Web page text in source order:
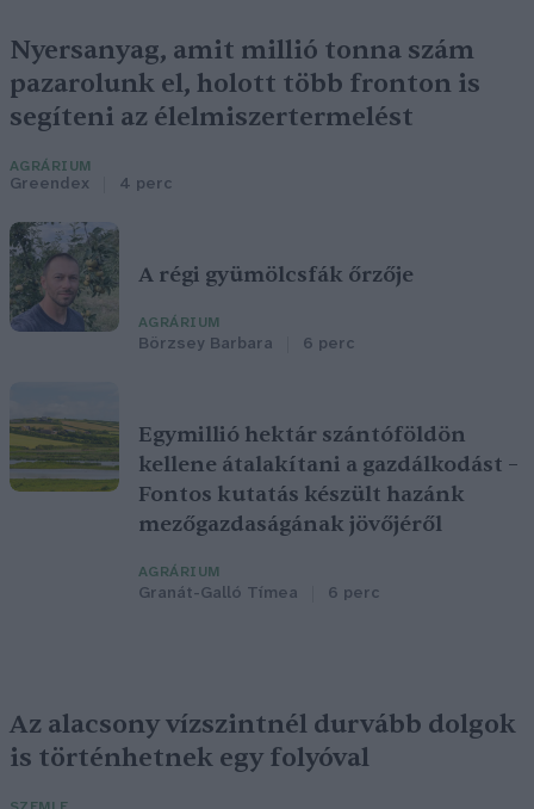
Nyersanyag, amit millió tonna szám
pazarolunk el, holott több fronton is
segíteni az élelmiszertermelést
AGRÁRIUM
Greendex 4 perc
A régi gyümölcsfák őrzője
AGRÁRIUM
Börzsey Barbara 6 perc
Egymillió hektár szántóföldön
kellene átalakítani a gazdálkodást –
Fontos kutatás készült hazánk
mezőgazdaságának jövőjéről
AGRÁRIUM
Granát-Galló Tímea 6 perc
Az alacsony vízszintnél durvább dolgok
is történhetnek egy folyóval